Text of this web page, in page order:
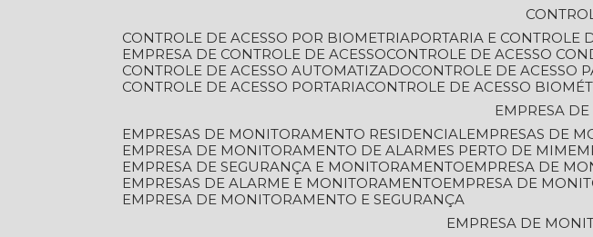
CONTROLE DE ACESSO POR BIOMETRIA
PORTARIA E CONTROLE
EMPRESA DE CONTROLE DE ACESSO
CONTROLE DE ACESSO
CONTROLE DE ACESSO AUTOMATIZADO
CONTROLE DE ACESSO
CONTROLE DE ACESSO PORTARIA CONTROLE DE ACESSO
EMPRESA
EMPRESAS DE MONITORAMENTO RESIDENCIAL
EMPRESAS DE
EMPRESA DE MONITORAMENTO DE ALARMES PERTO DE MIM
EMPRESA DE SEGURANÇA E MONITORAMENTO
EMPRESA DE
EMPRESAS DE ALARME E MONITORAMENTO
EMPRESA DE
EMPRESA DE MONITORAMENTO E SEGURANÇA
EMPRESA DE